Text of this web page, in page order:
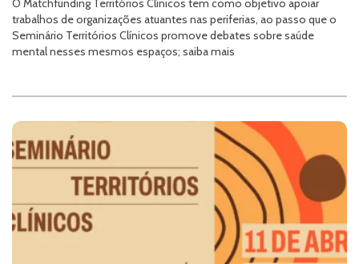
O Matchfunding Territórios Clínicos tem como objetivo apoiar
trabalhos de organizações atuantes nas periferias, ao passo que o
Seminário Territórios Clínicos promove debates sobre saúde
mental nesses mesmos espaços; saiba mais